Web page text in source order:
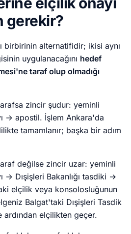
gerekir?
birbirinin alternatifidir; ikisi aynı
uygulanacağını hedef
taraf olup olmadığı
zincir şudur: yeminli
→ apostil. İşlem Ankara'da
tamamlanır; başka bir adım
değilse zincir uzar: yeminli
→ Dışişleri Bakanlığı tasdiki →
elçilik veya konsolosluğunun
Balgat'taki Dışişleri Tasdik
elçilikten geçer.